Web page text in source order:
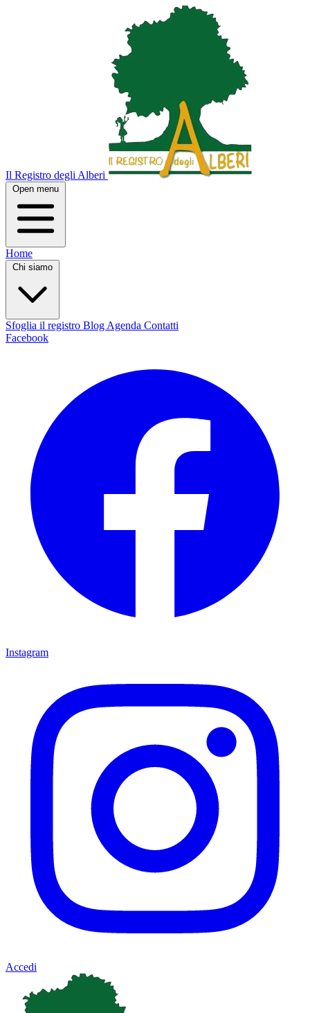
Il Registro degli Alberi
Open menu
Home
Chi siamo
Sfoglia il registro Blog Agenda Contatti
Facebook
Instagram
Accedi